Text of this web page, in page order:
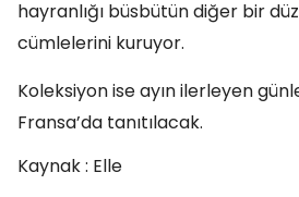
hayranlığı büsbütün diğer bir
cümlelerini kuruyor.
Koleksiyon ise ayın ilerleyen
Fransa’da tanıtılacak.
Kaynak : Elle